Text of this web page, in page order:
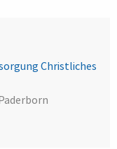
Christliches